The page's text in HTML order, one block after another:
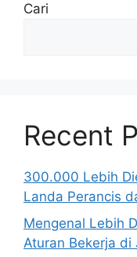
Cari
Recent
300.000 Lebih
Landa Perancis
Mengenal Lebih
Aturan Bekerja di